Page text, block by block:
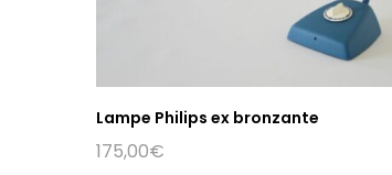
Lampe Philips ex bronzante
175,00€